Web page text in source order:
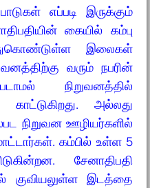
எப்படி இருக்கும்
கையில் கம்பு
இலைகள்
வரும் நபரின்
நிறுவனத்தில்
அல்லது
நிறுவன ஊழியர்களில்
கம்பில் உள்ள 5
சேனாதிபதி
குவியலுள்ள இடத்தை